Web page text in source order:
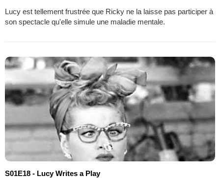
Lucy est tellement frustrée que Ricky ne la laisse pas participer à
son spectacle qu'elle simule une maladie mentale.
S01E18 - Lucy Writes a Play